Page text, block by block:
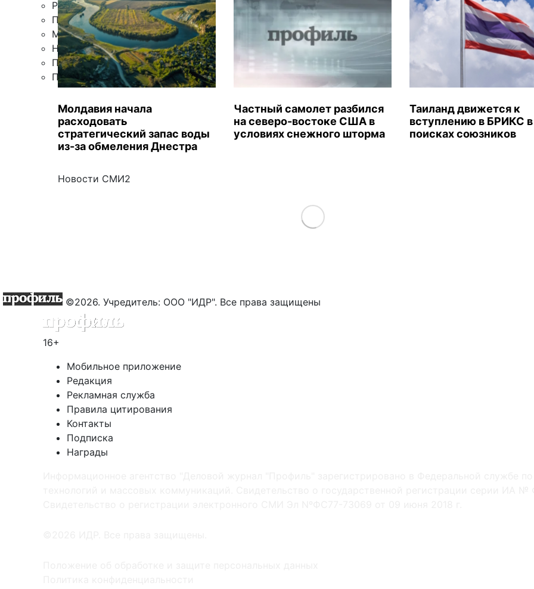
Рекламная служба
Поиск по сайту
Мобильное приложение
Награды
Правила цитирования
Подписка
Молдавия начала
расходовать
стратегический запас воды
из-за обмеления Днестра
Частный самолет разбился
на северо-востоке США в
условиях снежного шторма
Таиланд движется к
вступлению в БРИКС в
поисках союзников
Новости СМИ2
Load More
©2026. Учредитель: ООО "ИДР". Все права защищены
16+
Мобильное приложение
Редакция
Рекламная служба
Правила цитирования
Контакты
Подписка
Награды